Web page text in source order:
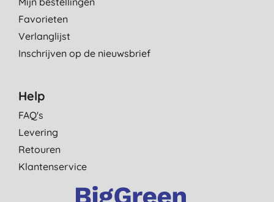
Favorieten
Verlanglijst
Inschrijven op de nieuwsbrief
Help
FAQ's
Levering
Retouren
Klantenservice